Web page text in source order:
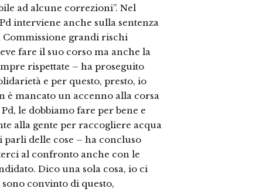
ad alcune correzioni”. Nel
interviene anche sulla sentenza
Commissione grandi rischi
fare il suo corso ma anche la
rispettate – ha proseguito
e per questo, presto, io
è mancato un accenno alla corsa
le dobbiamo fare per bene e
alla gente per raccogliere acqua
parli delle cose – ha concluso
al confronto anche con le
Dico una sola cosa, io ci
convinto di questo,